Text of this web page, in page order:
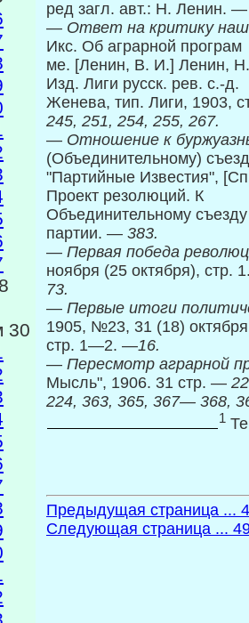
30
ред загл. авт.: Н. Ленин.
— Ответ на критику
Икс. Об аграрной програм­
ме. [Ленин, В. И.] Ленин, Н.
Изд. Лиги русск. рев. с.-д.
Женева, тип. Лиги,
245, 251, 254, 255, 267.
— Отношение к
(Объединительному)
"Партийные Известия",
Проект резолюций. К
Объединительному
партии. — 383.
— Первая победа
ноября (25 октября), стр.
73.
— Первые итоги
1905, №23, 31 (18)
стр. 1—2. —16.
— Пересмотр аграрной
Мысль", 1906. 31 стр. —
224, 363, 365, 367— 368,
1
Предыдущая страница ...
Следующая страница ...